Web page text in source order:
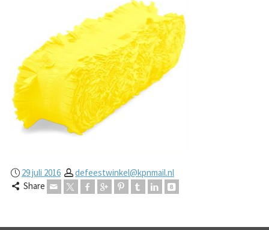
29 juli 2016
defeestwinkel@kpnmail.nl
Share